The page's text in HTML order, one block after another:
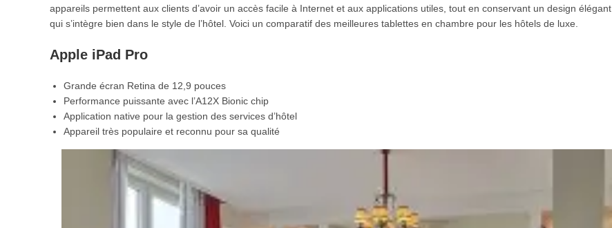
appareils permettent aux clients d’avoir un accès facile à Internet et aux applications utiles, tout en conservant un design élégant
qui s’intègre bien dans le style de l’hôtel. Voici un comparatif des meilleures tablettes en chambre pour les hôtels de luxe.
Apple iPad Pro
Grande écran Retina de 12,9 pouces
Performance puissante avec l’A12X Bionic chip
Application native pour la gestion des services d’hôtel
Appareil très populaire et reconnu pour sa qualité